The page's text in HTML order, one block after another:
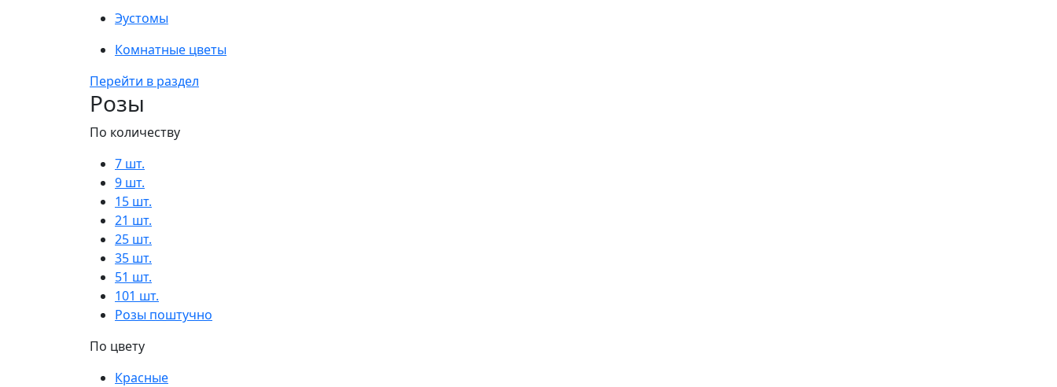
Эустомы
Комнатные цветы
Перейти в раздел
Розы
По количеству
7 шт.
9 шт.
15 шт.
21 шт.
25 шт.
35 шт.
51 шт.
101 шт.
Розы поштучно
По цвету
Красные